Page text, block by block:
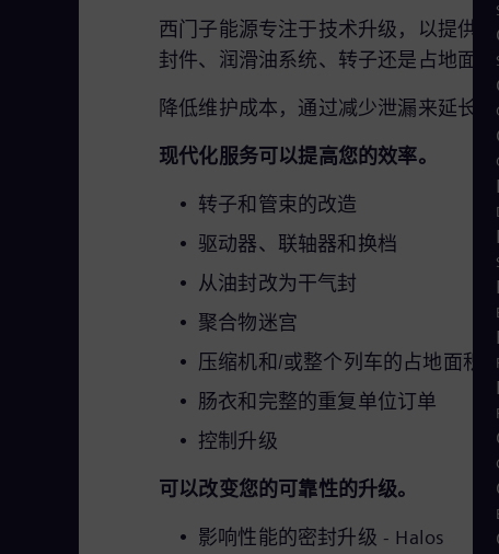
西门子能源专注于技术升级，以提供
封件、润滑油系统、转子还是占地面
降低维护成本，通过减少泄漏来延长
现代化服务可以提高您的效率。
转子和管束的改造
驱动器、联轴器和换档
从油封改为干气封
聚合物迷宫
压缩机和/或整个列车的占地面积
肠衣和完整的重复单位订单
控制升级
可以改变您的可靠性的升级。
影响性能的密封升级 - Halos